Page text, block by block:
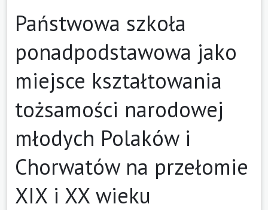
Państwowa szkoła
ponadpodstawowa jako
miejsce kształtowania
tożsamości narodowej
młodych Polaków i
Chorwatów na przełomie
XIX i XX wieku